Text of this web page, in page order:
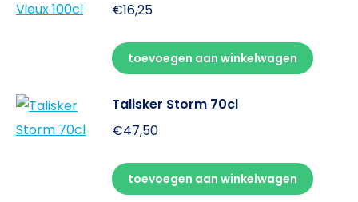
€16,25
toevoegen aan winkelwagen
Talisker Storm 70cl
€47,50
toevoegen aan winkelwagen